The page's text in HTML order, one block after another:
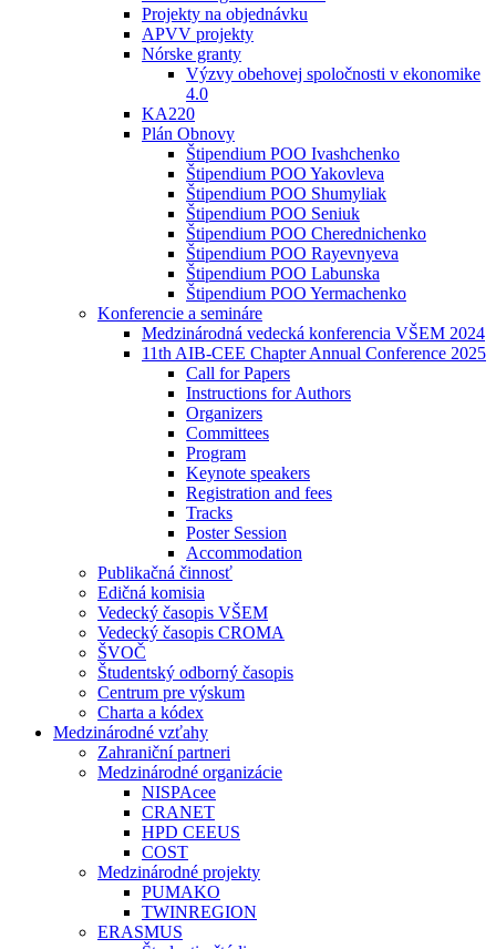
Projekty na objednávku
APVV projekty
Nórske granty
Výzvy obehovej spoločnosti v ekonomike
4.0
KA220
Plán Obnovy
Štipendium POO Ivashchenko
Štipendium POO Yakovleva
Štipendium POO Shumyliak
Štipendium POO Seniuk
Štipendium POO Cherednichenko
Štipendium POO Rayevnyeva
Štipendium POO Labunska
Štipendium POO Yermachenko
Konferencie a semináre
Medzinárodná vedecká konferencia VŠEM 2024
11th AIB-CEE Chapter Annual Conference 2025
Call for Papers
Instructions for Authors
Organizers
Committees
Program
Keynote speakers
Registration and fees
Tracks
Poster Session
Accommodation
Publikačná činnosť
Edičná komisia
Vedecký časopis VŠEM
Vedecký časopis CROMA
ŠVOČ
Študentský odborný časopis
Centrum pre výskum
Charta a kódex
Medzinárodné vzťahy
Zahraniční partneri
Medzinárodné organizácie
NISPAcee
CRANET
HPD CEEUS
COST
Medzinárodné projekty
PUMAKO
TWINREGION
ERASMUS